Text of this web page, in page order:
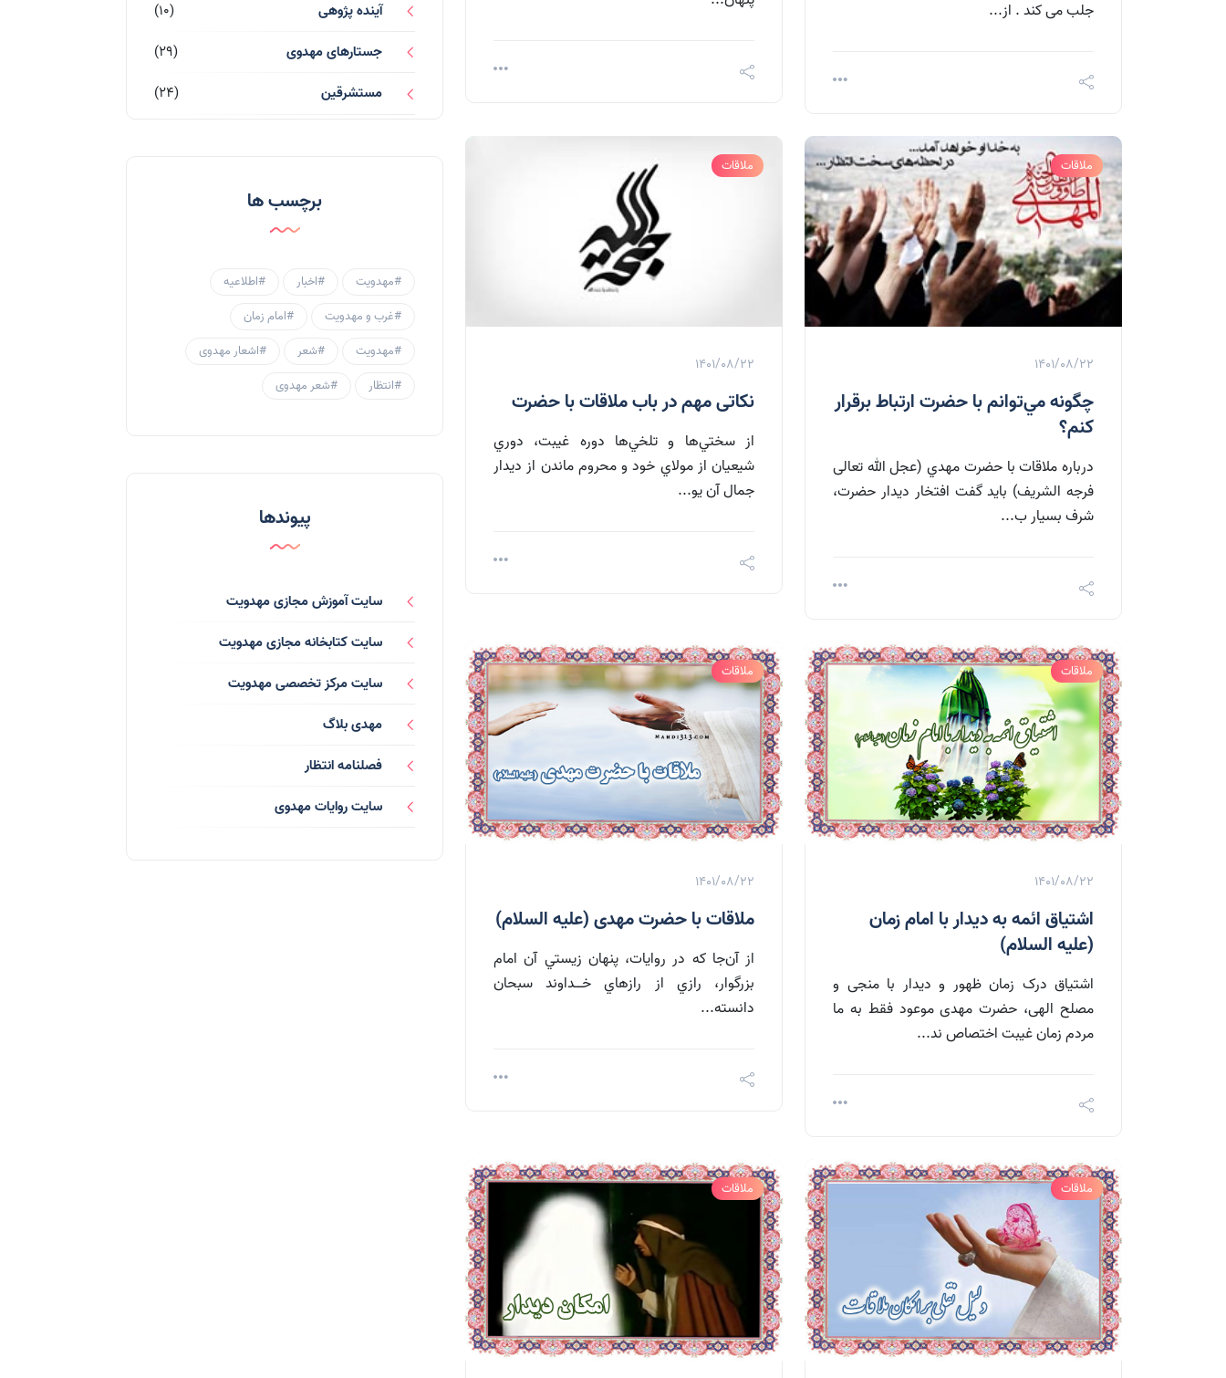
جلب می کند . از...
ملاقات
1401/08/22
چگونه مي‌توانم با حضرت ارتباط برقرار
كنم؟
درباره ملاقات با حضرت مهدي (عجل الله تعالی
فرجه الشریف) بايد گفت افتخار ديدار حضرت،
شرف بسيار ب...
ملاقات
1401/08/22
نکاتی مهم در باب ملاقات با حضرت
از سختي‌ها و تلخي‌ها دوره غيبت، دوري
شيعيان از مولاي خود و محروم ماندن از ديدار
جمال آن يو...
ملاقات
1401/08/22
اشتیاق ائمه به دیدار با امام زمان
(علیه السلام)
اشتیاق درک زمان ظهور و دیدار با منجی و
مصلح الهی، حضرت مهدی موعود فقط به ما
مردم زمان غیبت اختصاص ند...
ملاقات
1401/08/22
ملاقات با حضرت مهدی (علیه السلام)
از آن‌جا که در روايات، پنهان‌ زيستي آن امام
بزرگوار، رازي از رازهاي خــداوند سبحان
دانسته...
ملاقات ملاقات
آینده پژوهی
(10)
جستارهای مهدوی
(29)
مستشرقین
(24)
احادیث مهدوی
زنان و مهدویت
برچسب ها
#مهدویت #اخبار
#اطلاعیه
#غرب و مهدویت
#امام زمان
#مهدویت
#شعر
#اشعار مهدوی
#انتظار
#شعر مهدوی
پیوندها
سایت آموزش مجازی مهدویت
سایت کتابخانه مجازی مهدویت
سایت مرکز تخصصی مهدویت
مهدی بلاگ
فصلنامه انتظار
سایت روایات مهدوی